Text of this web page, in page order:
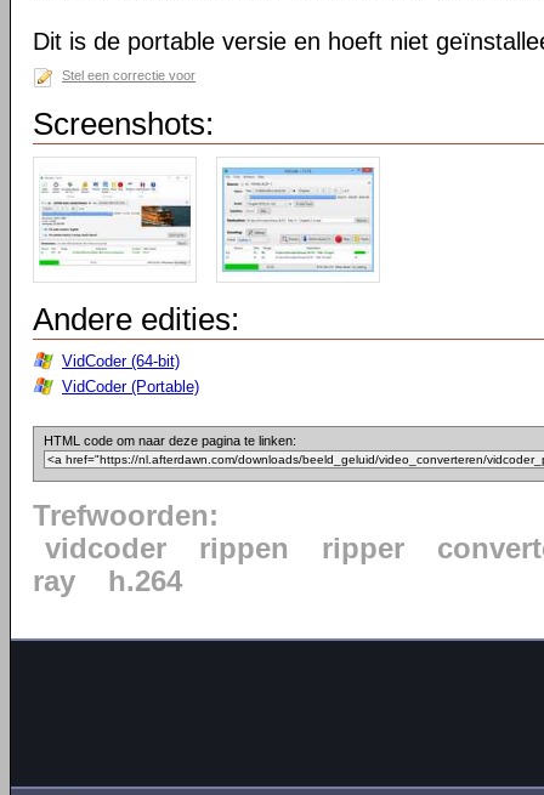
Dit is de portable versie en hoeft niet
Stel een correctie voor
Screenshots:
Andere edities:
VidCoder (64-bit)
VidCoder (Portable)
HTML code om naar deze pagina te linken:
Trefwoorden:
vidcoder
rippen ripper
ray
h.264